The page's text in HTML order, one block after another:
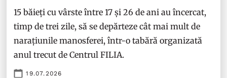
15 băieți cu vârste între 17 și 26 de ani au încercat,
timp de trei zile, să se depărteze cât mai mult de
narațiunile manosferei, într-o tabără organizată
anul trecut de Centrul FILIA.
19.07.2026